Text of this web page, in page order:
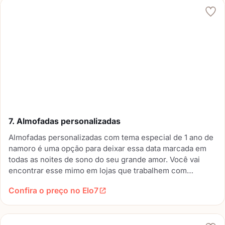
7. Almofadas personalizadas
Almofadas personalizadas com tema especial de 1 ano de
namoro é uma opção para deixar essa data marcada em
todas as noites de sono do seu grande amor. Você vai
encontrar esse mimo em lojas que trabalhem com
Confira o preço no Elo7